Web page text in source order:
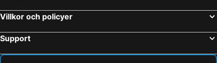
Villkor och policyer
Support